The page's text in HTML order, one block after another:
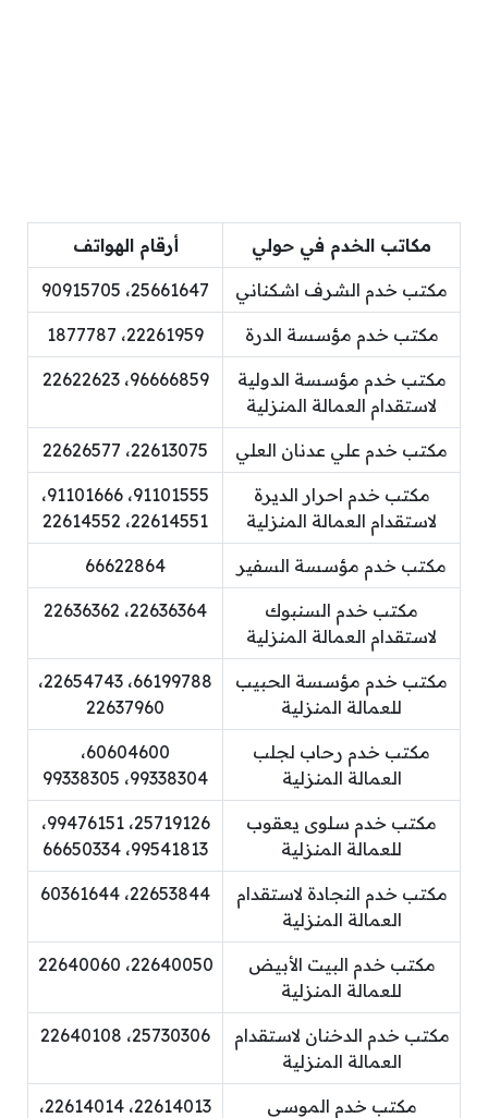
مكاتب الخدم في حولي أرقام الهواتف
مكتب خدم الشرف اشكناني 25661647، 90915705
مكتب خدم مؤسسة الدرة 22261959، 1877787
مكتب خدم مؤسسة الدولية
لاستقدام العمالة المنزلية
96666859، 22622623
مكتب خدم علي عدنان العلي 22613075، 22626577
مكتب خدم احرار الديرة
لاستقدام العمالة المنزلية
91101555، 91101666،
22614551، 22614552
مكتب خدم مؤسسة السفير 66622864
مكتب خدم السنبوك
لاستقدام العمالة المنزلية
22636364، 22636362
مكتب خدم مؤسسة الحبيب
للعمالة المنزلية
66199788، 22654743،
22637960
مكتب خدم رحاب لجلب
العمالة المنزلية
60604600،
99338304، 99338305
مكتب خدم سلوى يعقوب
للعمالة المنزلية
25719126، 99476151،
99541813، 66650334
مكتب خدم النجادة لاستقدام
العمالة المنزلية
22653844، 60361644
مكتب خدم البيت الأبيض
للعمالة المنزلية
22640050، 22640060
مكتب خدم الدخنان لاستقدام
العمالة المنزلية
25730306، 22640108
مكتب خدم الموسى
22614013، 22614014،